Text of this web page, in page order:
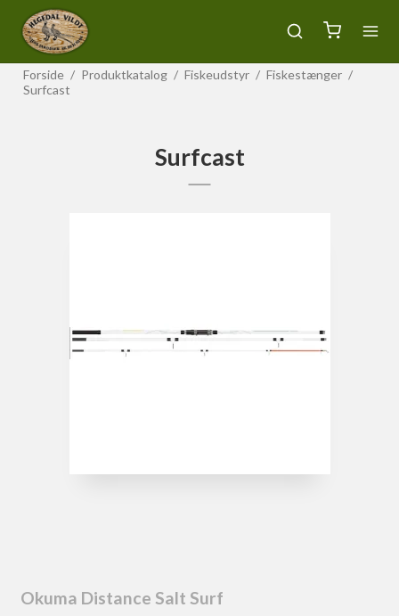
Forside / Produktkatalog / Fiskeudstyr / Fiskestænger /
Surfcast
Surfcast
Okuma Distance Salt Surf